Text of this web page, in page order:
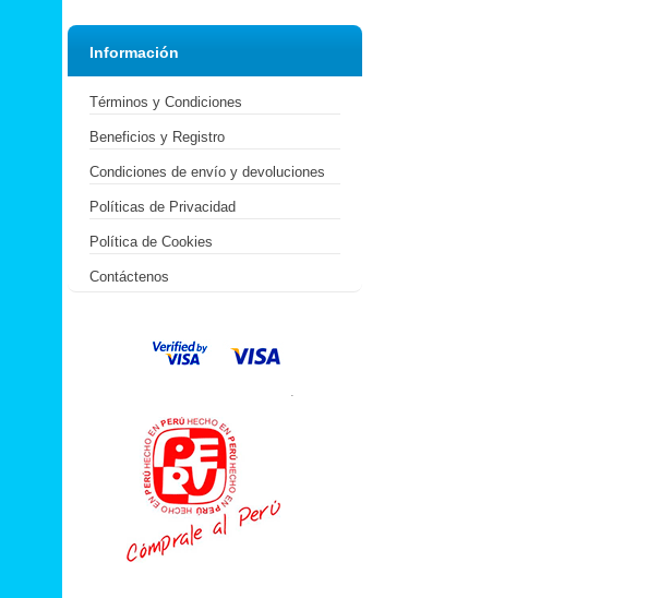
Información
Términos y Condiciones
Beneficios y Registro
Condiciones de envío y devoluciones
Políticas de Privacidad
Política de Cookies
Contáctenos
.